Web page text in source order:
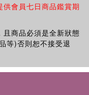
供會員七日商品鑑賞期
商品必須是全新狀態
等)否則恕不接受退